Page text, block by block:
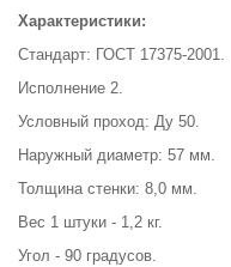
Характеристики:
Стандарт: ГОСТ 17375-2001.
Исполнение 2.
Условный проход: Ду 50.
Наружный диаметр: 57 мм.
Толщина стенки: 8,0 мм.
Вес 1 штуки - 1,2 кг.
Угол - 90 градусов.